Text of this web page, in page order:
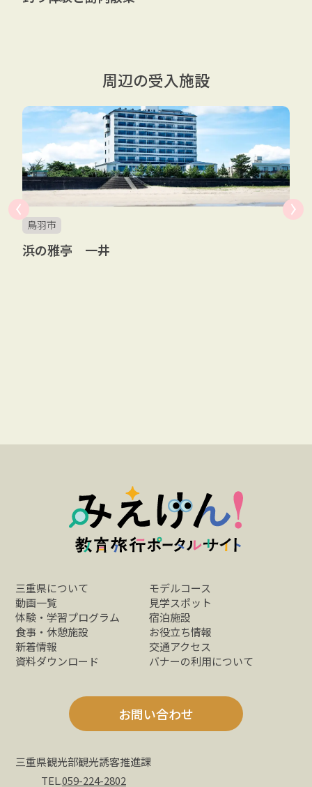
周辺の受入施設
鳥羽市
浜の雅亭 一井
三重県について
モデルコース
動画一覧
見学スポット
体験・学習プログラム
宿泊施設
食事・休憩施設
お役立ち情報
新着情報
交通アクセス
資料ダウンロード
バナーの利用について
お問い合わせ
三重県観光部観光誘客推進課
TEL.059-224-2802